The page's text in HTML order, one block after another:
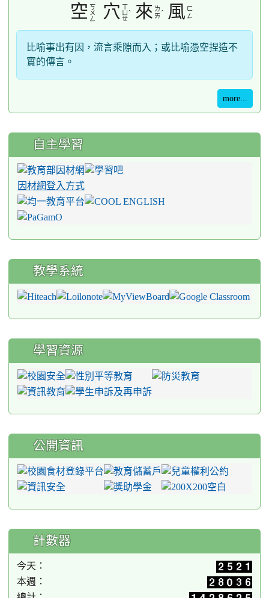
空 ㄎ
ㄨ
ㄥ
穴 ㄒ
ㄝ
ˋ 來 ㄌ
ㄞˊ 風 ㄈ
ㄥ
比喻事出有因，流言乘隙而入；或比喻憑空捏造不
實的傳言。
more...
自主學習
因材網登入方式
教學系統
學習資源
公開資訊
計數器
今天：
本週：